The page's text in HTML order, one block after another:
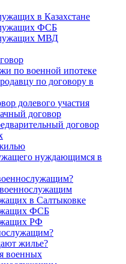
в Казахстане
ФСБ
МВД
по военной ипотеке
по договору в
долевого участия
договор
договор
нуждающимся в
в Салтыковке
ФСБ
РФ
жилье?
военных